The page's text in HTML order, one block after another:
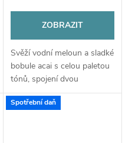
ZOBRAZIT
Svěží vodní meloun a sladké
bobule acai s celou paletou
tónů, spojení dvou
neodolatelných chutí v
jedno výjimečně lahodné
Spotřební daň